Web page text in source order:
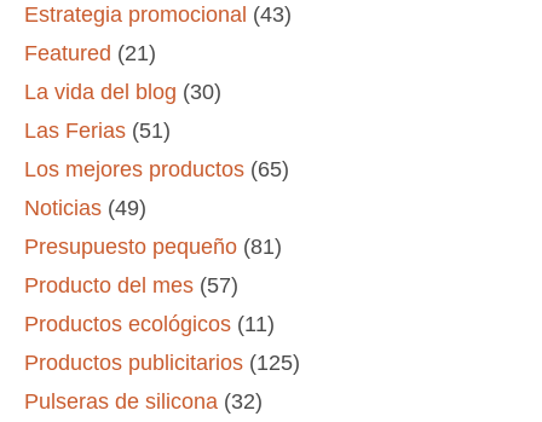
Estrategia promocional (43)
Featured (21)
La vida del blog (30)
Las Ferias (51)
Los mejores productos (65)
Noticias (49)
Presupuesto pequeño (81)
Producto del mes (57)
Productos ecológicos (11)
Productos publicitarios (125)
Pulseras de silicona (32)